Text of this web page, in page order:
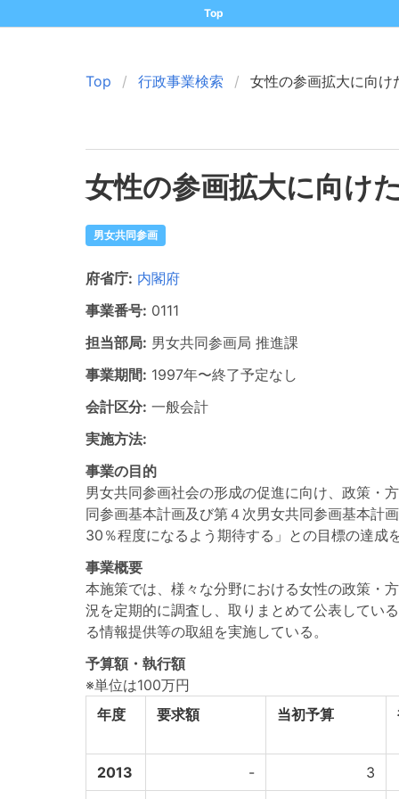
Top
Top 行政事業検索 女性の参画拡大に向け
女性の参画拡大に向け
男女共同参画
府省庁: 内閣府
事業番号: 0111
担当部局: 男女共同参画局 推進課
事業期間: 1997年〜終了予定なし
会計区分: 一般会計
実施方法:
事業の目的
男女共同参画社会の形成の促進に向け、政策・
同参画基本計画及び第４次男女共同参画基本計
30％程度になるよう期待する」との目標の達成
事業概要
本施策では、様々な分野における女性の政策・
況を定期的に調査し、取りまとめて公表してい
る情報提供等の取組を実施している。
予算額・執行額
※単位は100万円
年度
要求額 当初予算
2013 - 3